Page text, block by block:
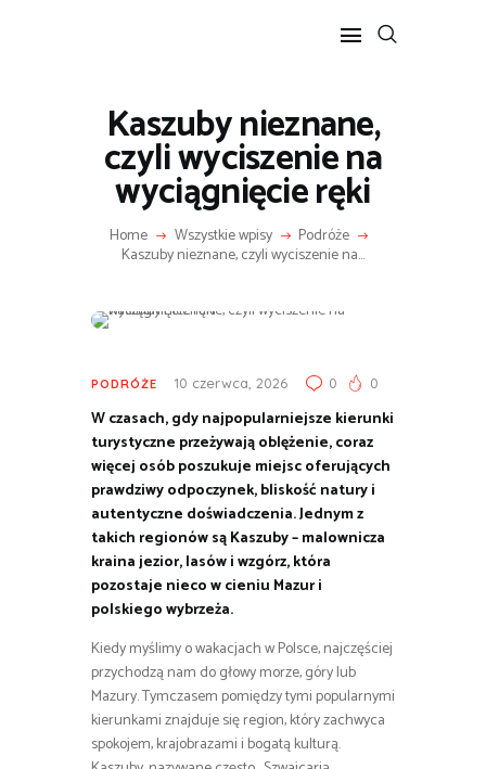
Kaszuby nieznane,
czyli wyciszenie na
wyciągnięcie ręki
Home Wszystkie wpisy Podróże
Kaszuby nieznane, czyli wyciszenie na...
POPULARNE
BIZNES I FINANSE
IT I TECHNOLOGIE
LIFESTYLE
MOTORYZACJA
PODRÓŻE 10 czerwca, 2026 0 0
W czasach, gdy najpopularniejsze kierunki
turystyczne przeżywają oblężenie, coraz
więcej osób poszukuje miejsc oferujących
prawdziwy odpoczynek, bliskość natury i
autentyczne doświadczenia. Jednym z
takich regionów są Kaszuby – malownicza
kraina jezior, lasów i wzgórz, która
pozostaje nieco w cieniu Mazur i
polskiego wybrzeża.
Kiedy myślimy o wakacjach w Polsce, najczęściej
przychodzą nam do głowy morze, góry lub
Mazury. Tymczasem pomiędzy tymi popularnymi
kierunkami znajduje się region, który zachwyca
spokojem, krajobrazami i bogatą kulturą.